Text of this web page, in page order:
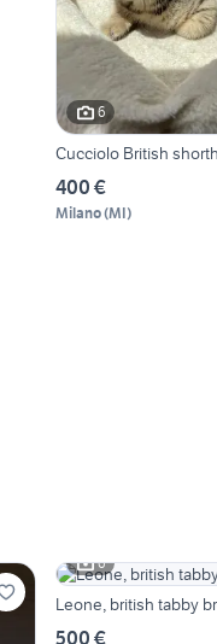
6
Cucciolo British
400 €
Milano(MI)
6
Leone, british tabby
500 €